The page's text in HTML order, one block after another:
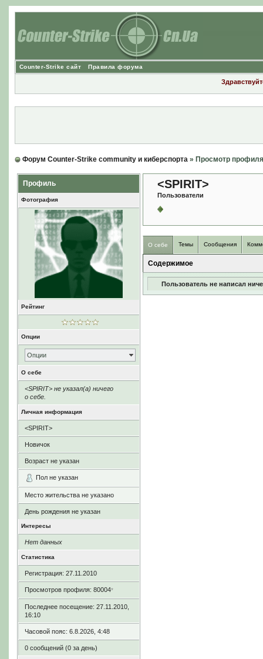
Counter-Strike сайт Правила форума
Форум Counter-Strike community и киберспорта» Просмотр профиля
Профиль
Фотография
Рейтинг
Опции
Опции
О себе
<SPIRIT> не указал(а) ничего
о себе.
Личная информация
<SPIRIT>
Новичок
Возраст не указан
Пол не указан
Место жительства не указано
День рождения не указан
Интересы
Нет данных
Статистика
Регистрация: 27.11.2010
Просмотров профиля: 80004*
Последнее посещение: 27.11.2010,
16:10
Часовой пояс: 6.8.2026, 4:48
0 сообщений (0 за день)
<SPIRIT>
Пользователи
О себе Темы Сообщения
Содержимое
Пользователь не написал